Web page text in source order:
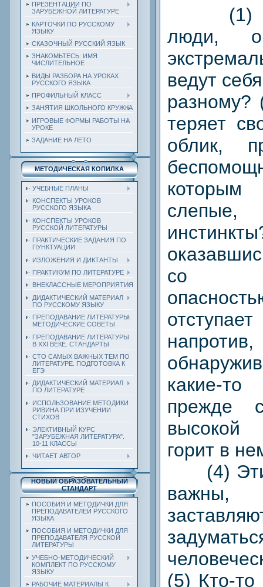
ПРЕЗЕНТАЦИИ ПО
ЗАРУБЕЖНОЙ ЛИТЕРАТУРЕ
КАРТОЧКИ ПО РУССКОМУ
ЯЗЫКУ
СКАЗОЧНЫЙ РУССКИЙ ЯЗЫК
ЗНАКОМЬТЕСЬ: ИМЯ
ЧИСЛИТЕЛЬНОЕ
ВИДЫ РАЗБОРА НА УРОКАХ
РУССКОГО ЯЗЫКА
ПРОФИЛЬНЫЙ КЛАСС
ЗАНЯТИЯ ШКОЛЬНОГО КРУЖКА
ИГРОВЫЕ ФОРМЫ РАБОТЫ НА
УРОКЕ
ЗАДАНИЕ НА ЛЕТО
МЕТОДИЧЕСКАЯ КОПИЛКА
УЧЕБНЫЕ ПЛАНЫ
КОНСПЕКТЫ УРОКОВ
РУССКОГО ЯЗЫКА
КОНСПЕКТЫ УРОКОВ
РУССКОЙ ЛИТЕРАТУРЫ
ПРАКТИЧЕСКИЕ ЗАДАНИЯ ПО
ПУНКТУАЦИИ
ИЗЛОЖЕНИЯ И ДИКТАНТЫ
ПРАКТИКУМ ПО ЛИТЕРАТУРЕ
ВНЕКЛАССНЫЕ МЕРОПРИЯТИЯ
ДИДАКТИЧЕСКИЙ МАТЕРИАЛ
ПО РУССКОМУ ЯЗЫКУ
ПРЕПОДАВАНИЕ ЛИТЕРАТУРЫ.
МЕТОДИЧЕСКИЕ СОВЕТЫ
ПРЕПОДАВАНИЕ ЛИТЕРАТУРЫ
В XXI ВЕКЕ. СТАНДАРТЫ
СТО САМЫХ ВАЖНЫХ ТЕМ ПО
ЛИТЕРАТУРЕ. ПОДГОТОВКА К
ЕГЭ
ДИДАКТИЧЕСКИЙ МАТЕРИАЛ
ПО ЛИТЕРАТУРЕ
ИСПОЛЬЗОВАНИЕ МЕТОДИКИ
РИВИНА ПРИ ИЗУЧЕНИИ
СТИХОВ
ЭЛЕКТИВНЫЙ КУРС
"ЗАРУБЕЖНАЯ ЛИТЕРАТУРА".
10-11 КЛАССЫ
ЧИТАЕТ АВТОР
НОВЫЙ ОБРАЗОВАТЕЛЬНЫЙ
СТАНДАРТ
ПОСОБИЯ И МЕТОДИЧКИ ДЛЯ
ПРЕПОДАВАТЕЛЕЙ РУССКОГО
ЯЗЫКА
ПОСОБИЯ И МЕТОДИЧКИ ДЛЯ
ПРЕПОДАВАТЕЛЯ РУССКОЙ
ЛИТЕРАТУРЫ
УЧЕБНО-МЕТОДИЧЕСКИЙ
КОМПЛЕКТ ПО РУССКОМУ
ЯЗЫКУ
РАБОЧИЕ МАТЕРИАЛЫ К
(1)
люди,
ведут
разному?
теряет
облик,
со
какие-
прежде
высокой
горит в
(4) Эти
важны,
(5) Кто-то